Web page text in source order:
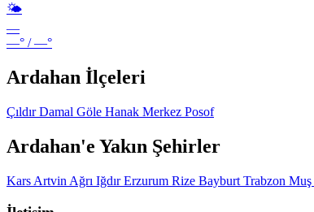
🌤️
—
—° / —°
Ardahan İlçeleri
ÇıldırDamal Göle Hanak Merkez Posof
Ardahan'e Yakın Şehirler
Kars Artvin Ağrı IğdırErzurum Rize Bayburt Trabzon Muş